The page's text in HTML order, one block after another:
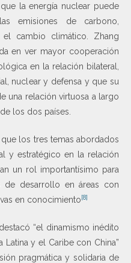
la energía nuclear puede
emisiones de carbono,
cambio climático. Zhang
en ver mayor cooperación
en la relación bilateral,
nuclear y defensa y que su
una relación virtuosa a largo
los dos países.
los tres temas abordados
y estratégico en la relación
un rol importantísimo para
de desarrollo en áreas con
en conocimiento[8]
“el dinamismo inédito
y el Caribe con China”
pragmática y solidaria de